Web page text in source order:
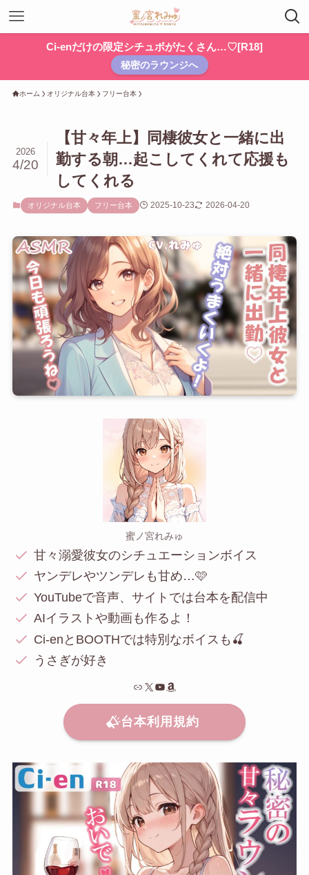
Ci-enだけの限定シチュボがたくさん…♡[R18]
秘密のラウンジへ
ホーム オリジナル台本 フリー台本
【甘々年上】同棲彼女と一緒に出
勤する朝…起こしてくれて応援も
してくれる
2026
4/20
オリジナル台本 フリー台本 2025-10-23 2026-04-20
蜜ノ宮れみゅ
甘々溺愛彼女のシチュエーションボイス
ヤンデレやツンデレも甘め…🩷
YouTubeで音声、サイトでは台本を配信中
AIイラストや動画も作るよ！
Ci-enとBOOTHでは特別なボイスも🍒
うさぎが好き
リンク X YouTube Amazon
台本利用規約